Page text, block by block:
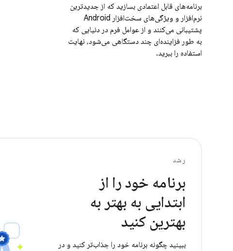
برنامه‌های قابل اعتمادی بسازید که از جدیدترین
نرم‌افزار و ویژگی‌های سخت‌افزار Android
پشتیبانی می‌کنند و از عوامل فرم در دنیایی که
به طور فزاینده‌ای چند دستگاهی می‌شود، نهایت
استفاده را ببرید.
رشد
برنامه خود را از
ابتدایی به بهتر به
بهترین کنید
ببینید چگونه برنامه خود را جذاب‌تر کنید و در